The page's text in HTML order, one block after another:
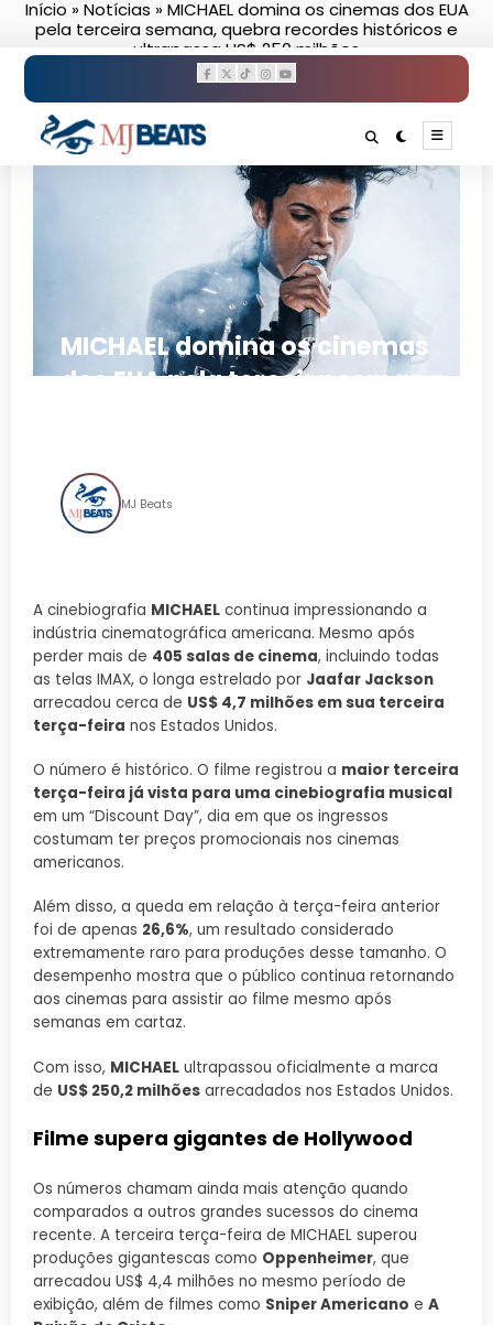
PularInício »Notícias »MICHAEL domina os cinemas dos EUA
pela terceira semana, quebra recordes históricos e
ultrapassa US$ 250 milhões
MICHAEL domina os cinemas
dos EUA pela terceira semana,
MJ Beats
A cinebiografia MICHAEL continua impressionando a
indústria cinematográfica americana. Mesmo após
perder mais de 405 salas de cinema, incluindo todas
as telas IMAX, o longa estrelado por Jaafar Jackson
arrecadou cerca de US$ 4,7 milhões em sua terceira
terça-feira nos Estados Unidos.
O número é histórico. O filme registrou a maior terceira
terça-feira já vista para uma cinebiografia musical
em um “Discount Day”, dia em que os ingressos
costumam ter preços promocionais nos cinemas
americanos.
Além disso, a queda em relação à terça-feira anterior
foi de apenas 26,6%, um resultado considerado
extremamente raro para produções desse tamanho. O
desempenho mostra que o público continua retornando
aos cinemas para assistir ao filme mesmo após
semanas em cartaz.
Com isso, MICHAEL ultrapassou oficialmente a marca
de US$ 250,2 milhões arrecadados nos Estados Unidos.
Filme supera gigantes de Hollywood
Os números chamam ainda mais atenção quando
comparados a outros grandes sucessos do cinema
recente. A terceira terça-feira de MICHAEL superou
produções gigantescas como Oppenheimer, que
arrecadou US$ 4,4 milhões no mesmo período de
exibição, além de filmes como Sniper Americano e A